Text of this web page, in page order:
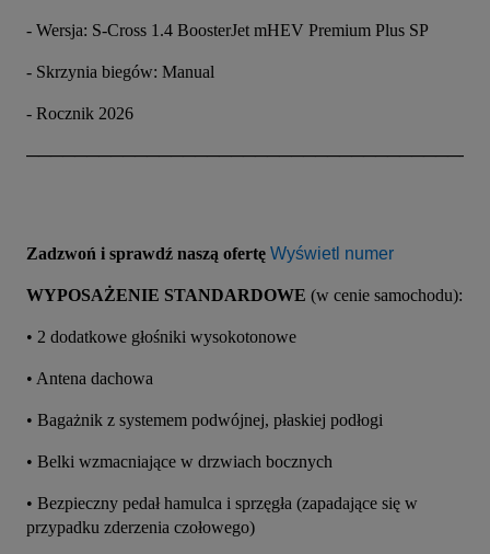
- Wersja: S-Cross 1.4 BoosterJet mHEV Premium Plus SP
- Skrzynia biegów: Manual
- Rocznik 2026
Zadzwoń i sprawdź naszą ofertę Wyświetl numer
WYPOSAŻENIE STANDARDOWE (w cenie samochodu):
• 2 dodatkowe głośniki wysokotonowe
• Antena dachowa
• Bagażnik z systemem podwójnej, płaskiej podłogi
• Belki wzmacniające w drzwiach bocznych
• Bezpieczny pedał hamulca i sprzęgła (zapadające się w
przypadku zderzenia czołowego)